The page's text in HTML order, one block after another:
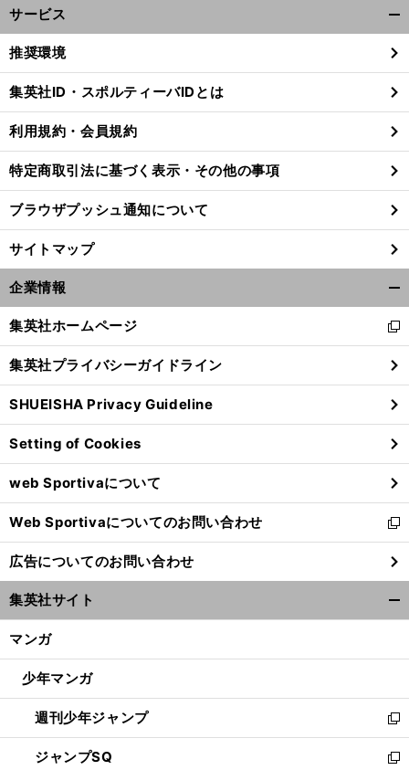
。
調
前
サービス
閉
る
推奨環境
集英社ID・スポルティーバIDとは
利用規約・会員規約
特定商取引法に基づく表示・その他の事項
ブラウザプッシュ通知について
サイトマップ
企業情報
閉
る
集英社ホームページ
新
し
い
ウ
ィ
ン
ド
ウ
で
開
く
集英社プライバシーガイドライン
SHUEISHA Privacy Guideline
Setting of Cookies
web Sportivaについて
Web Sportivaについてのお問い合わせ
新
し
い
ウ
ィ
ン
ウ
開
く
広告についてのお問い合わせ
集英社サイト
マンガ
少年マンガ
週刊少年ジャンプ
新
し
い
ジャンプSQ
新